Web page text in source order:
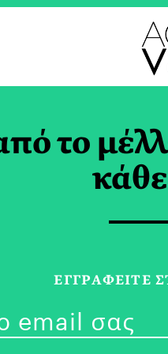
το
ΕΓΓPΑΦΕΙΤΕ